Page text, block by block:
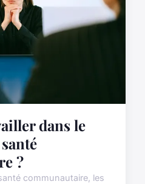
dans le
?
communautaire, les